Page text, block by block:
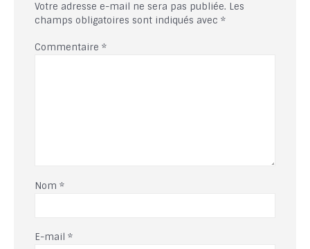
Votre adresse e-mail ne sera pas publiée. Les
champs obligatoires sont indiqués avec *
Commentaire *
Nom *
E-mail *